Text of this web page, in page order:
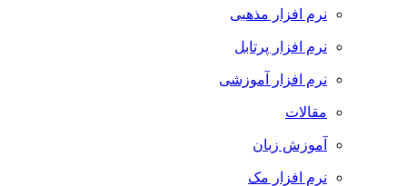
نرم افزار مذهبی
نرم افزار پرتابل
نرم افزار آموزشی
مقالات
آموزش زبان
نرم افزار مک